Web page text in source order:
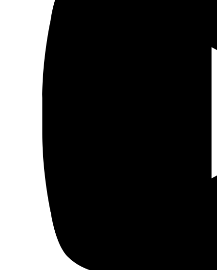
Ver todos
© 2026 Fundación Al Fanar. Todos los derechos
Aviso legal
Política de cookies
Términos y condiciones
Política de privacidad